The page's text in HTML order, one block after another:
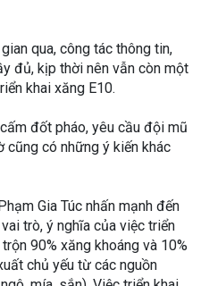
qua, công tác thông tin,
đủ, kịp thời nên vẫn còn một
khai xăng E10.
đốt pháo, yêu cầu đội mũ
cũng có những ý kiến khác
Gia Túc nhấn mạnh đến
trò, ý nghĩa của việc triển
90% xăng khoáng và 10%
chủ yếu từ các nguồn